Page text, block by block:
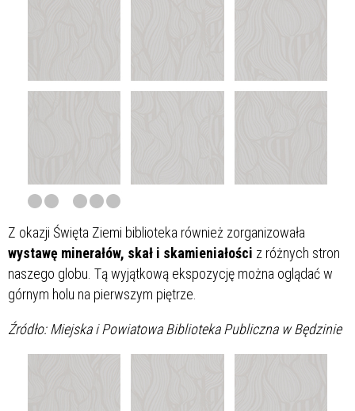
Z okazji Święta Ziemi biblioteka również zorganizowała
wystawę minerałów, skał i skamieniałości z różnych stron
naszego globu. Tą wyjątkową ekspozycję można oglądać w
górnym holu na pierwszym piętrze.
Źródło: Miejska i Powiatowa Biblioteka Publiczna w Będzinie